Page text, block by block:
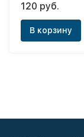
120 руб.
В корзину